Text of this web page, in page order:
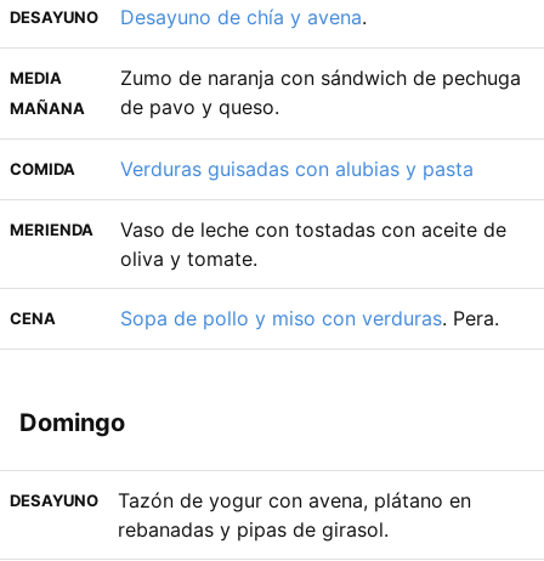
DESAYUNO Desayuno de chía y avena.
MEDIA
MAÑANA
Zumo de naranja con sándwich de pechuga
de pavo y queso.
COMIDA Verduras guisadas con alubias y pasta
MERIENDA
Vaso de leche con tostadas con aceite de
oliva y tomate.
CENA Sopa de pollo y miso con verduras. Pera.
Domingo
DESAYUNO
Tazón de yogur con avena, plátano en
rebanadas y pipas de girasol.